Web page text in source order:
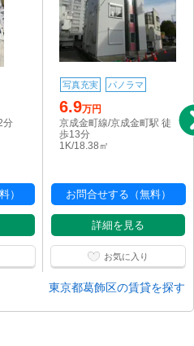
分
）
写真充実 パノラマ
6.9万円
京成金町線/京成金町駅 徒
歩13分
1K/18.38㎡
お問合せする（無料）
詳細を見る
お気に入り
東京都葛飾区の賃貸を探す